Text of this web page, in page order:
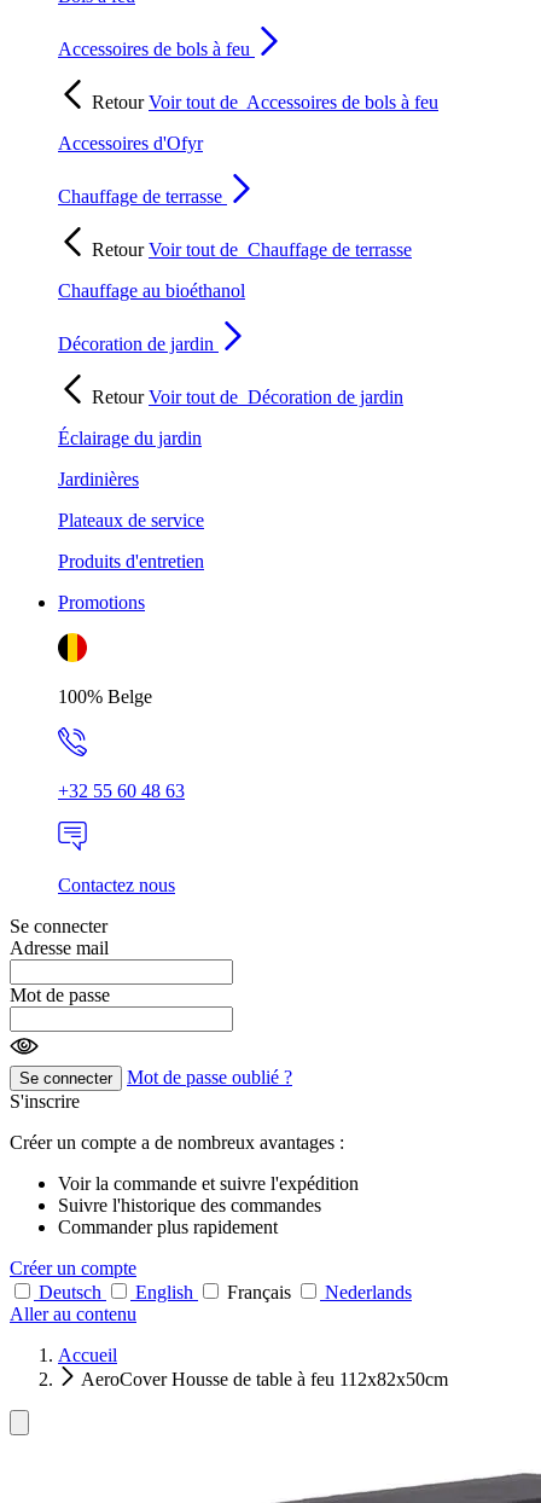
Accessoires de bols à feu
RetourVoir tout de Accessoires de bols à feu
Accessoires d'Ofyr
Chauffage de terrasse
RetourVoir tout de Chauffage de terrasse
Chauffage au bioéthanol
Décoration de jardin
RetourVoir tout de Décoration de jardin
Éclairage du jardin
Jardinières
Plateaux de service
Produits d'entretien
Promotions
100% Belge
+32 55 60 48 63
Contactez nous
Se connecter
Adresse mail
Mot de passe
Se connecter
Mot de passe oublié ?
S'inscrire
Créer un compte a de nombreux avantages :
Voir la commande et suivre l'expédition
Suivre l'historique des commandes
Commander plus rapidement
Créer un compte
Deutsch
English Français
Nederlands
Aller au contenu
Accueil
AeroCover Housse de table à feu 112x82x50cm